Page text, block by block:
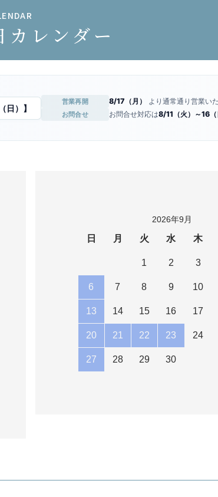
カレンダー
日）】
営業再開 8/17（月） より通常通り営業い
お問合せ お問合せ対応は8/11（火）～16（
2026年9月
日 月 火 水 木
1 2 3
6 7 8 9 10
13 14 15 16 17
20 21 22 23 24
27 28 29 30